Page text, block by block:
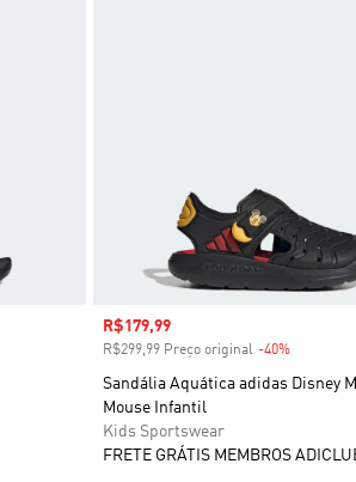
Preço com desconto
R$179,99
R$299,99 Preço original -40%
Sandália Aquática adidas Disney
Mouse Infantil
Kids Sportswear
FRETE GRÁTIS MEMBROS